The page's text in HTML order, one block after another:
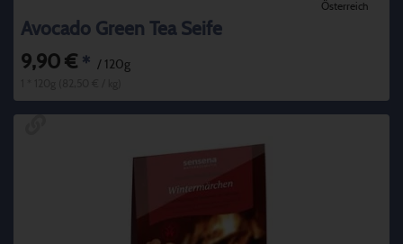
Österreich
Avocado Green Tea Seife
9,90 € * / 120g